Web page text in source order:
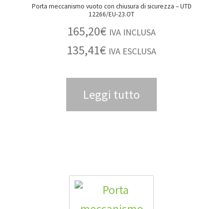
Porta meccanismo vuoto con chiusura di sicurezza – UTD
12266/EU-23.OT
165,20€ IVA INCLUSA
135,41€ IVA ESCLUSA
Leggi tutto